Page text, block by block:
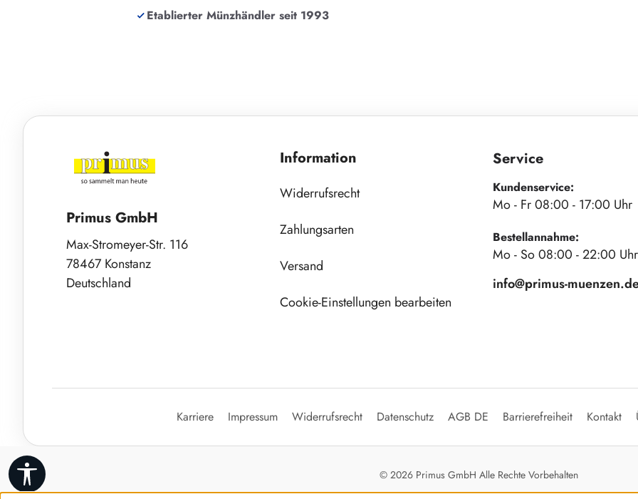
Etablierter Münzhändler seit 1993
Primus GmbH
Max-Stromeyer-Str. 116
78467 Konstanz
Deutschland
Information
Widerrufsrecht
Zahlungsarten
Versand
Cookie-Einstellungen bearbeiten
Service
Kundenservice:
Mo - Fr 08:00 - 17:00 Uhr
Bestellannahme:
Mo - So 08:00 - 22:00 Uhr
info@primus-
Karriere Impressum Widerrufsrecht Datenschutz AGB DE Barrierefreiheit Kontakt
© 2026 Primus GmbH Alle Rechte Vorbehalten
Werkzeugleiste anzeigen